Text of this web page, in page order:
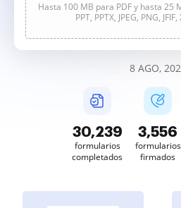
Hasta 100 MB para PDF y hasta 25
PPT, PPTX, JPEG, PNG,
8 AGO,
30,240
formularios
completados
3,556
formularios
firmados